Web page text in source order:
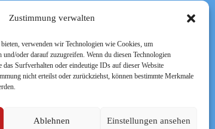
Zustimmung verwalten
verwenden wir Technologien wie Cookies, um
oder darauf zuzugreifen. Wenn du diesen Technologien
Surfverhalten oder eindeutige IDs auf dieser Website
nicht erteilst oder zurückziehst, können bestimmte Merkmale
Ablehnen Einstellungen ansehen